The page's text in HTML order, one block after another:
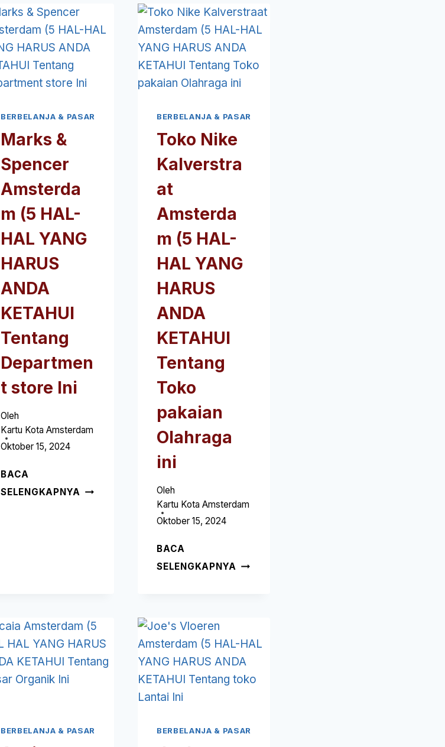
AMSTERDAM
HAL-
HAL
HARUS
TENTANG
(5
HAL-
YANG
HARUS
ANDA
TOKO
PERHIASAN
BERBELANJA & PASAR
Marks &
Spencer
Amsterda
m (5 HAL-
HAL YANG
HARUS
ANDA
KETAHUI
Tentang
Departmen
t store Ini
Oleh
Kartu Kota Amsterdam
Oktober 15, 2024
BACA
SELENGKAPNYA MARKS
KETAHUI
TENTANG
DEPARTMENT
BERBELANJA & PASAR
Toko Nike
Kalverstra
at
Amsterda
m (5 HAL-
HAL YANG
HARUS
ANDA
KETAHUI
Tentang
Toko
pakaian
Olahraga
ini
Oleh
Kartu Kota Amsterdam
Oktober 15, 2024
BACA
SELENGKAPNYA TOKO
HAL
YANG
HARUS
TOKO
BERBELANJA & PASAR BERBELANJA & PASAR